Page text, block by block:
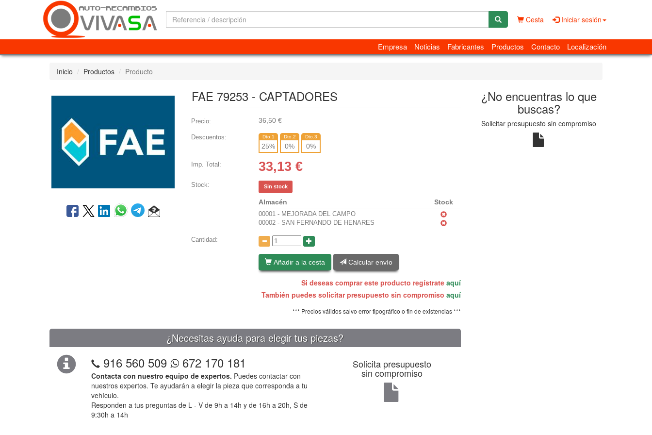
Cesta Iniciar sesión
Empresa Noticias Fabricantes Productos Contacto Localización
Inicio Productos Producto
FAE 79253 - CAPTADORES
Precio: 36,50 €
Descuentos: Dto.1
25%
Dto.2
0%
Dto.3
0%
Imp. Total: 33,13 €
Stock: Sin stock
Almacén Stock
00001 - MEJORADA DEL CAMPO
00002 - SAN FERNANDO DE HENARES
Cantidad:
Añadir a la cesta Calcular envío
Si deseas comprar este producto regístrate aquí
También puedes solicitar presupuesto sin compromiso aquí
*** Precios válidos salvo error tipográfico o fin de existencias ***
¿Necesitas ayuda para elegir tus piezas?
916 560 509 672 170 181
Contacta con nuestro equipo de expertos. Puedes contactar con
nuestros expertos. Te ayudarán a elegir la pieza que corresponda a tu
vehículo.
Responden a tus preguntas de L - V de 9h a 14h y de 16h a 20h, S de
9:30h a 14h
Solicita presupuesto
sin compromiso
¿No encuentras lo que
buscas?
Solicitar presupuesto sin compromiso